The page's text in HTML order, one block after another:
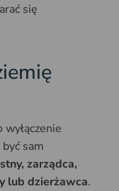
się
sam
zarządca,
lub dzierżawca.